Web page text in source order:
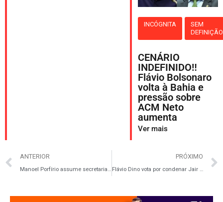
INCÓGNITA
SEM
DEFINIÇÃO
CENÁRIO
INDEFINIDO‼️
Flávio Bolsonaro
volta à Bahia e
pressão sobre
ACM Neto
aumenta
Ver mais
ANTERIOR
Manoel Porfírio assume secretaria-geral do PT Bahia e fortalece protagonismo de Itabuna
PRÓXIMO
Flávio Dino vota por condenar Jair Bolsonaro e demais réus